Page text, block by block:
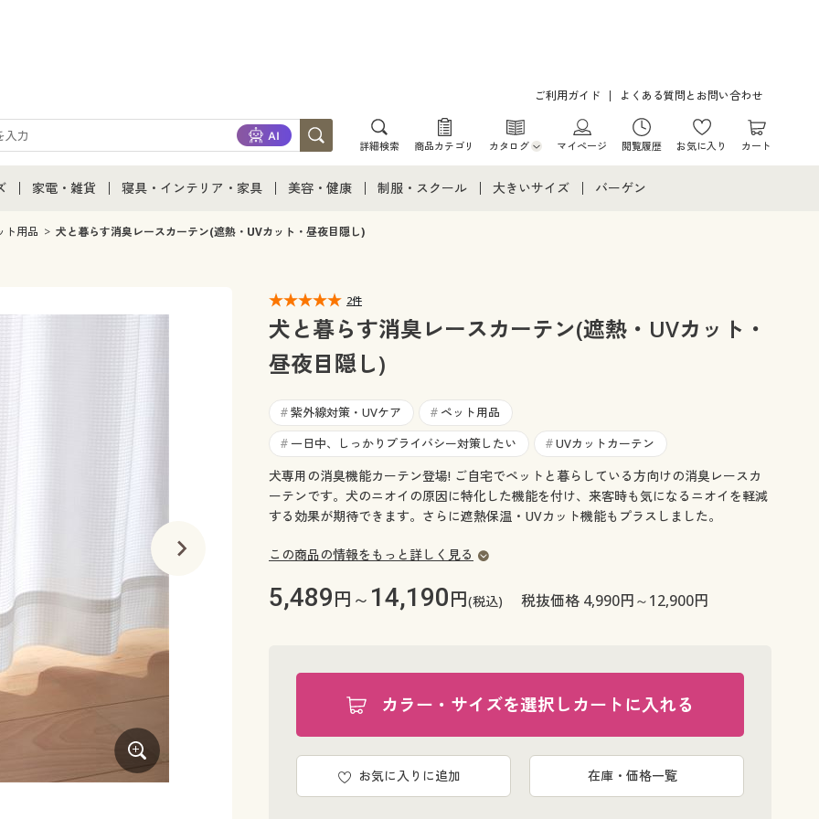
ご利用ガイド よくある質問とお問い合わせ
詳細検索 商品カテゴリ カタログ
カタログ・チラシからのご注文
マイページ 閲覧履歴 お気に入り カート
通販すべて
着
家電・雑貨
家電・雑貨すべて
キッチン・雑貨・日用品
寝具・インテリア・家具
寝具・インテリア・家具通販すべて
寝具・ベッド
カーテン・ラグ・ファブリック
美容・健康
美容・健康通販すべて
制服・スクール
ジュニア・ティーンズ下着
大きいサイズ
大きいサイズ レディース下着
大きいサイズ 事務・制服
バーゲン
ト用品 犬と暮らす消臭レースカーテン(遮熱・UVカット・昼夜目隠し)
2件
犬と暮らす消臭レースカーテン(遮熱・UVカット・
昼夜目隠し)
# 紫外線対策・UVケア # ペット用品
# 一日中、しっかりプライバシー対策したい # UVカットカーテン
犬専用の消臭機能カーテン登場! ご自宅でペットと暮らしている方向けの消臭レースカ
ーテンです。犬のニオイの原因に特化した機能を付け、来客時も気になるニオイを軽減
する効果が期待できます。さらに遮熱保温・UVカット機能もプラスしました。
この商品の情報をもっと詳しく見る
5,489円～ 14,190円(税込) 税抜価格 4,990円～12,900円
カラー・サイズを選択しカートに入れる
お気に入りに追加 在庫・価格一覧